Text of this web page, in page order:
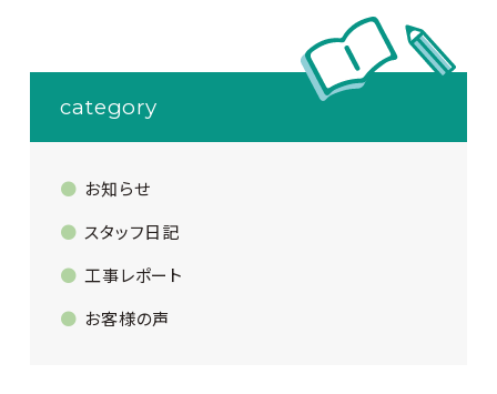
category
お知らせ
スタッフ日記
工事レポート
お客様の声